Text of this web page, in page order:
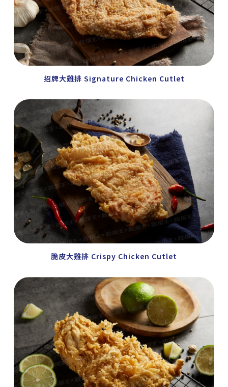
招牌大雞排 Signature Chicken Cutlet
脆皮大雞排 Crispy Chicken Cutlet